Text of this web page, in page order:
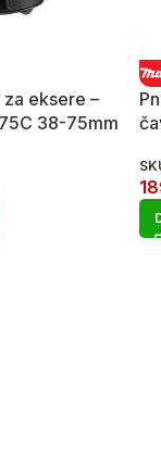
eksere –
38-75mm